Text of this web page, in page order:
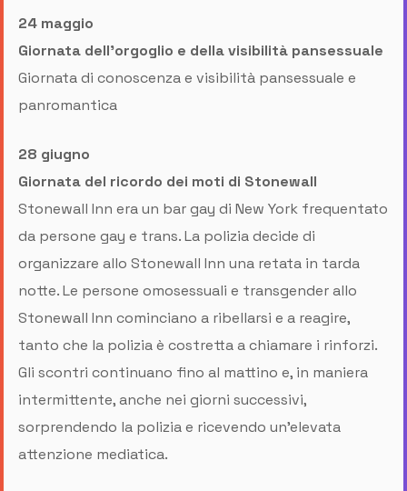
24 maggio
Giornata dell'orgoglio e della visibilità pansessuale
Giornata di conoscenza e visibilità pansessuale e
panromantica
28 giugno
Giornata del ricordo dei moti di Stonewall
Stonewall Inn era un bar gay di New York frequentato
da persone gay e trans. La polizia decide di
organizzare allo Stonewall Inn una retata in tarda
notte. Le persone omosessuali e transgender allo
Stonewall Inn cominciano a ribellarsi e a reagire,
tanto che la polizia è costretta a chiamare i rinforzi.
Gli scontri continuano fino al mattino e, in maniera
intermittente, anche nei giorni successivi,
sorprendendo la polizia e ricevendo un'elevata
attenzione mediatica.